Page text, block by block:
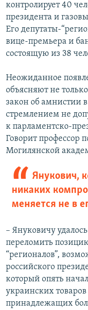
контролирует 40
президента и
Его депутаты-
вице-премьера и
состоящую из 38
Неожиданное
объясняют не
закон об амнистии
стремлением не
к парламентско-
Говорит профессор
Могилянской
Янукович,
никаких
меняется не в
– Януковичу
переломить
“регионалов”,
российского
который опять
украинских
принадлежащих